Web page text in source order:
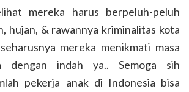
mereka harus berpeluh-peluh
hujan, & rawannya kriminalitas kota
mereka menikmati masa
dengan indah ya.. Semoga sih
pekerja anak di Indonesia bisa